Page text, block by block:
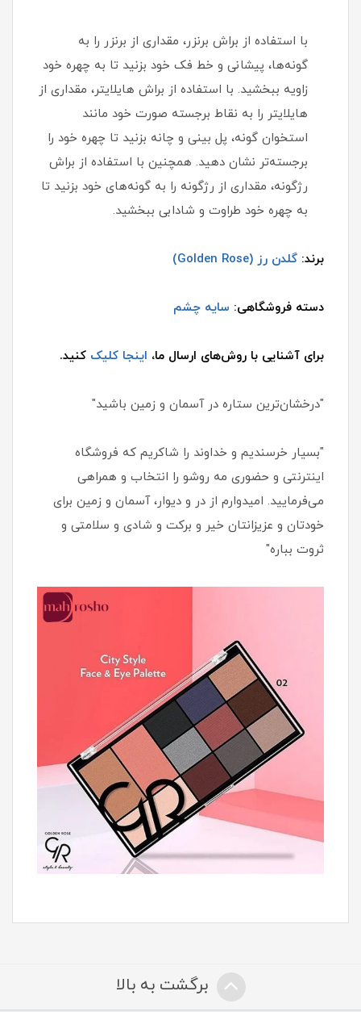
با استفاده از براش برنزر، مقداری از برنزر را به
گونه‌ها، پیشانی و خط فک خود بزنید تا به چهره خود
زاویه ببخشید. با استفاده از براش هایلایتر، مقداری از
هایلایتر را به نقاط برجسته صورت خود مانند
استخوان گونه، پل بینی و چانه بزنید تا چهره خود را
برجسته‌تر نشان دهید. همچنین با استفاده از براش
رژگونه، مقداری از رژگونه را به گونه‌های خود بزنید تا
به چهره خود طراوت و شادابی ببخشید.
برند: گلدن رز (Golden Rose)
دسته فروشگاهی: سایه چشم
برای آشنایی با روش‌های ارسال ما، اینجا کلیک کنید.
"درخشان‌ترین ستاره در آسمان و زمین باشید"
"بسیار خرسندیم و خداوند را شاکریم که فروشگاه
اینترنتی و حضوری مه روشو را انتخاب و همراهی
می‌فرمایید. امیدوارم از در و دیوار، آسمان و زمین برای
خودتان و عزیزانتان خیر و برکت و شادی و سلامتی و
ثروت بباره"
برگشت به بالا